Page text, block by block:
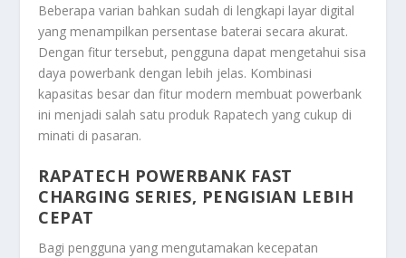
Beberapa varian bahkan sudah di lengkapi layar digital
yang menampilkan persentase baterai secara akurat.
Dengan fitur tersebut, pengguna dapat mengetahui sisa
daya powerbank dengan lebih jelas. Kombinasi
kapasitas besar dan fitur modern membuat powerbank
ini menjadi salah satu produk Rapatech yang cukup di
minati di pasaran.
RAPATECH POWERBANK FAST
CHARGING SERIES, PENGISIAN LEBIH
CEPAT
Bagi pengguna yang mengutamakan kecepatan